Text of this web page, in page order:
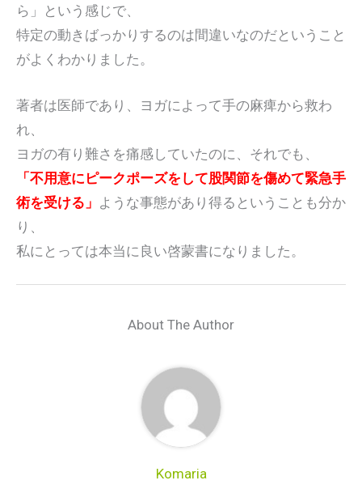
ら」という感じで、
特定の動きばっかりするのは間違いなのだということ
がよくわかりました。
著者は医師であり、ヨガによって手の麻痺から救わ
れ、
ヨガの有り難さを痛感していたのに、それでも、
「不用意にピークポーズをして股関節を傷めて緊急手
術を受ける」 ような事態があり得るということも分か
り、
私にとっては本当に良い啓蒙書になりました。
About The Author
Komaria